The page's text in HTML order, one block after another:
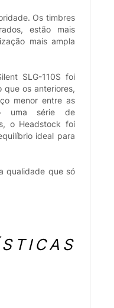
Os timbres
estão mais
mais ampla
SLG-110S foi
que os anteriores,
menor entre as
uma série de
o Headstock foi
ideal para
qualidade que só